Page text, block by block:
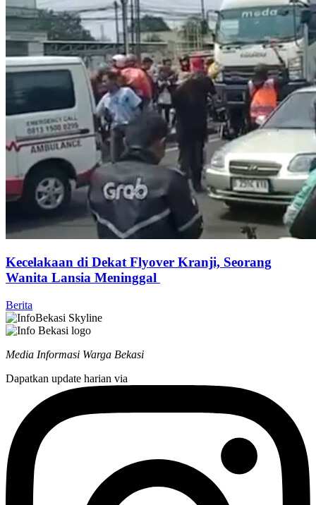
Kecelakaan di Dekat Flyover Kranji, Seorang
Wanita Lansia Meninggal
Berita
Media Informasi Warga Bekasi
Dapatkan update harian via